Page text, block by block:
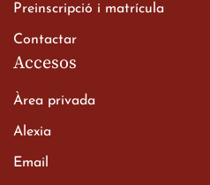
Preinscripció i matrícula
Contactar
Accesos
Àrea privada
Alexia
Email